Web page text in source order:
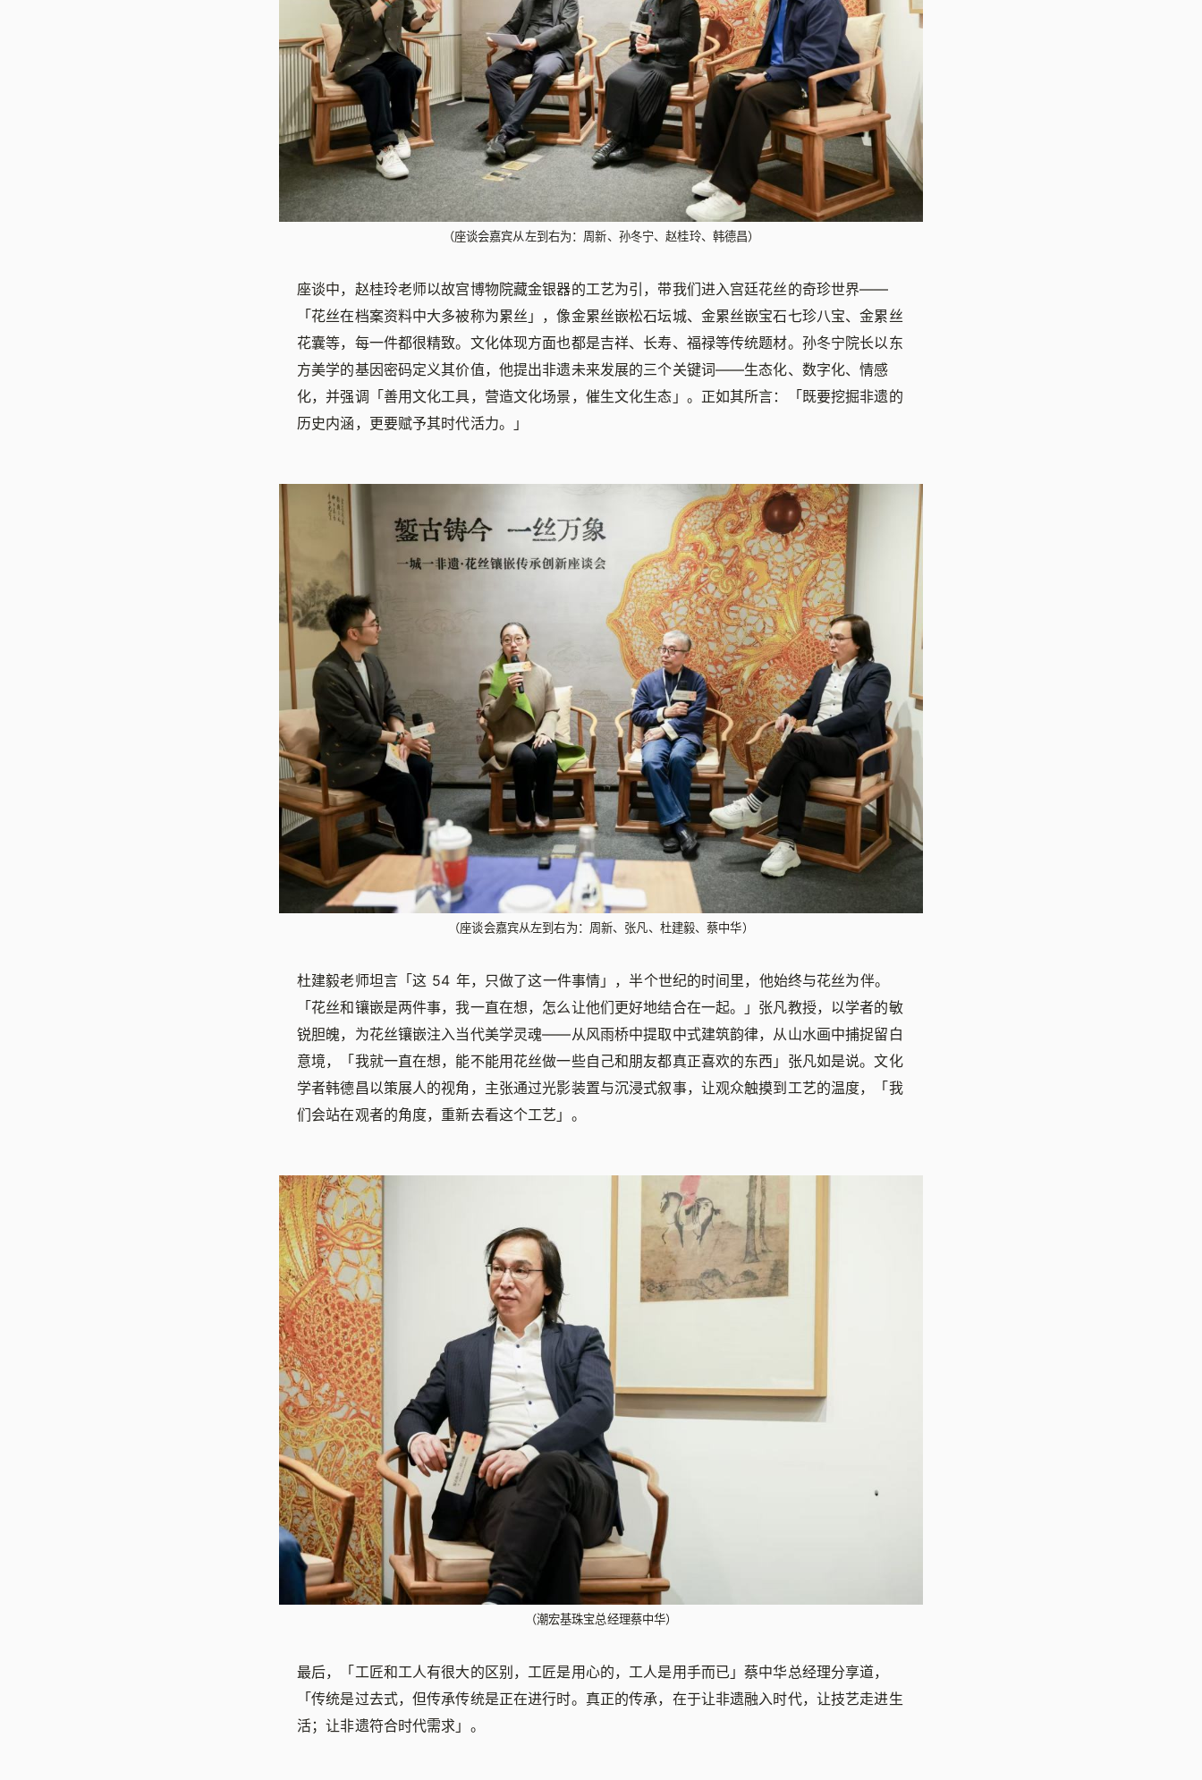
（座谈会嘉宾从左到右为：周新、孙冬宁、赵桂玲、韩德昌）
座谈中，赵桂玲老师以故宫博物院藏金银器的工艺为引，带我们进入宫廷花丝的奇珍世界——
「花丝在档案资料中大多被称为累丝」，像金累丝嵌松石坛城、金累丝嵌宝石七珍八宝、金累丝
花囊等，每一件都很精致。文化体现方面也都是吉祥、长寿、福禄等传统题材。孙冬宁院长以东
方美学的基因密码定义其价值，他提出非遗未来发展的三个关键词——生态化、数字化、情感
化，并强调「善用文化工具，营造文化场景，催生文化生态」。正如其所言：「既要挖掘非遗的
历史内涵，更要赋予其时代活力。」
（座谈会嘉宾从左到右为：周新、张凡、杜建毅、蔡中华）
杜建毅老师坦言「这 54 年，只做了这一件事情」，半个世纪的时间里，他始终与花丝为伴。
「花丝和镶嵌是两件事，我一直在想，怎么让他们更好地结合在一起。」张凡教授，以学者的敏
锐胆魄，为花丝镶嵌注入当代美学灵魂——从风雨桥中提取中式建筑韵律，从山水画中捕捉留白
意境，「我就一直在想，能不能用花丝做一些自己和朋友都真正喜欢的东西」张凡如是说。文化
学者韩德昌以策展人的视角，主张通过光影装置与沉浸式叙事，让观众触摸到工艺的温度，「我
们会站在观者的角度，重新去看这个工艺」。
（潮宏基珠宝总经理蔡中华）
最后，「工匠和工人有很大的区别，工匠是用心的，工人是用手而已」蔡中华总经理分享道，
「传统是过去式，但传承传统是正在进行时。真正的传承，在于让非遗融入时代，让技艺走进生
活；让非遗符合时代需求」。